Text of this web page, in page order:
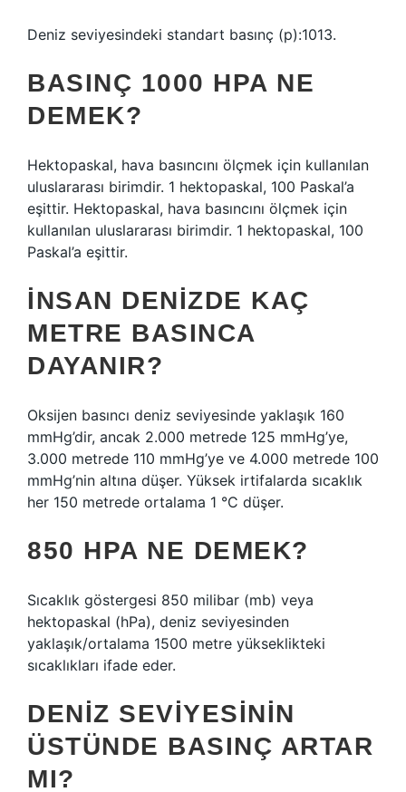
Deniz seviyesindeki standart basınç (p):1013.
BASINÇ 1000 HPA NE
DEMEK?
Hektopaskal, hava basıncını ölçmek için kullanılan
uluslararası birimdir. 1 hektopaskal, 100 Paskal’a
eşittir. Hektopaskal, hava basıncını ölçmek için
kullanılan uluslararası birimdir. 1 hektopaskal, 100
Paskal’a eşittir.
İNSAN DENIZDE KAÇ
METRE BASINCA
DAYANIR?
Oksijen basıncı deniz seviyesinde yaklaşık 160
mmHg’dir, ancak 2.000 metrede 125 mmHg’ye,
3.000 metrede 110 mmHg’ye ve 4.000 metrede 100
mmHg’nin altına düşer. Yüksek irtifalarda sıcaklık
her 150 metrede ortalama 1 °C düşer.
850 HPA NE DEMEK?
Sıcaklık göstergesi 850 milibar (mb) veya
hektopaskal (hPa), deniz seviyesinden
yaklaşık/ortalama 1500 metre yükseklikteki
sıcaklıkları ifade eder.
DENIZ SEVIYESININ
ÜSTÜNDE BASINÇ ARTAR
MI?